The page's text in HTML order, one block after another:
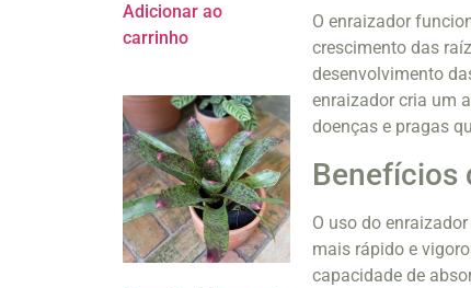
Adicionar ao
carrinho
O enraizador
crescimento das
desenvolvimento
enraizador cria um
doenças e pragas
Benefícios
O uso do
mais rápido e
capacidade de